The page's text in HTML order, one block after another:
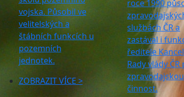
vojska. Působil ve
velitelských a
štábních funkcích u
pozemních
jednotek.
ZOBRAZIT VÍCE >
roce 1990
službách ČR a
zastával i
ředitele
Rady vlády ČR
zpravodajskou
činnost.